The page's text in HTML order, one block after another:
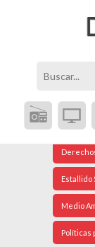
Estallido
Medio
Políticas